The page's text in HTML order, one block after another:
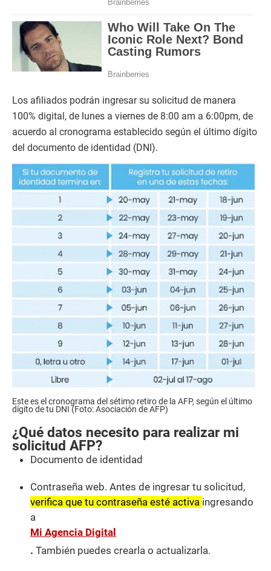
Los afiliados podrán ingresar su solicitud de manera
100% digital, de lunes a viernes de 8:00 am a 6:00pm, de
acuerdo al cronograma establecido según el último dígito
del documento de identidad (DNI).
Este es el cronograma del sétimo retiro de la AFP, según el último
dígito de tu DNI (Foto: Asociación de AFP)
¿Qué datos necesito para realizar mi
solicitud AFP?
Documento de identidad
Contraseña web. Antes de ingresar tu solicitud,
verifica que tu contraseña esté activa ingresando
a
Mi Agencia Digital
. También puedes crearla o actualizarla.